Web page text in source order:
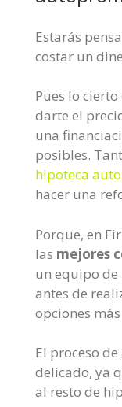
Estarás
costar un
Pues lo
darte el
una
posibles.
hipoteca
hacer una
Porque, en
las mejores
un equipo de
antes de
opciones
El proceso
delicado, ya
al resto de